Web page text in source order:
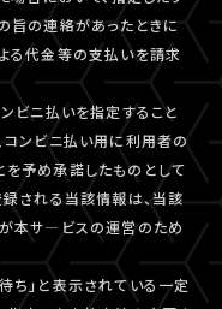
旨の連絡があったときに
る代金等の支払いを請求
ビニ払いを指定すること
コンビニ払い用に利用者の
予め承諾したものとして
録される当該情報は、当該
本サ―ビスの運営のため
ち」と表示されている一定